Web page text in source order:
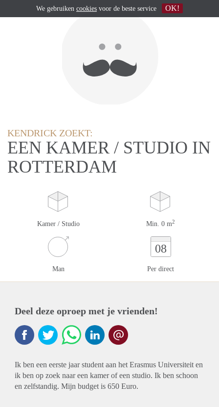
KENDRICK ZOEKT:
EEN KAMER / STUDIO IN
ROTTERDAM
Kamer / Studio Min. 0 m2
Man
08
Per direct
Deel deze oproep met je vrienden!
Ik ben een eerste jaar student aan het Erasmus Universiteit en
ik ben op zoek naar een kamer of een studio. Ik ben schoon
en zelfstandig. Mijn budget is 650 Euro.
We gebruiken cookies voor de beste service OK!